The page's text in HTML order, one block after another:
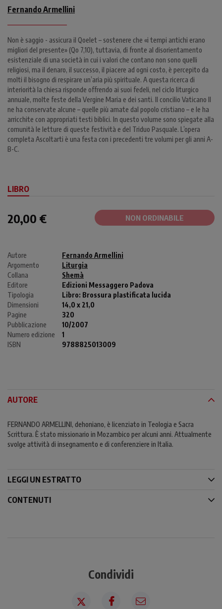
Fernando Armellini
Non è saggio - assicura il Qoelet – sostenere che «i tempi antichi erano
migliori del presente» (Qo 7,10), tuttavia, di fronte al disorientamento
esistenziale di una società in cui i valori che contano non sono quelli
religiosi, ma il denaro, il successo, il piacere ad ogni costo, è percepito da
molti il bisogno di respirare un’aria più spirituale. A questa ricerca di
interiorità la chiesa risponde offrendo ai suoi fedeli, nel ciclo liturgico
annuale, molte feste della Vergine Maria e dei santi. Il concilio Vaticano II
ne ha conservate alcune – quelle più amate dal popolo cristiano – e le ha
arricchite con appropriati testi biblici. In questo volume sono spiegate alla
comunità le letture di queste festività e del Triduo Pasquale. L’opera
completa Ascoltarti è una festa con i precedenti tre volumi per gli anni A-
B-C.
LIBRO
20,00 € NON ORDINABILE
Autore
Fernando Armellini
Argomento
Liturgia
Collana
Shemà
Editore
Edizioni Messaggero Padova
Tipologia
Libro: Brossura plastificata lucida
Dimensioni
14,0 x 21,0
Pagine
320
Pubblicazione
10/2007
Numero edizione
1
ISBN
9788825013009
AUTORE
FERNANDO ARMELLINI, dehoniano, è licenziato in Teologia e Sacra
Scrittura. È stato missionario in Mozambico per alcuni anni. Attualmente
svolge attività di insegnamento e di conferenziere in Italia.
LEGGI UN ESTRATTO
CONTENUTI
Condividi